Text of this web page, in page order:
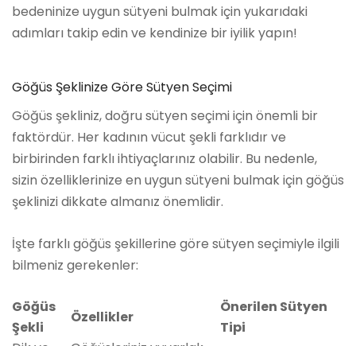
bedeninize uygun sütyeni bulmak için yukarıdaki
adımları takip edin ve kendinize bir iyilik yapın!
Göğüs Şeklinize Göre Sütyen Seçimi
Göğüs şekliniz, doğru sütyen seçimi için önemli bir
faktördür. Her kadının vücut şekli farklıdır ve
birbirinden farklı ihtiyaçlarınız olabilir. Bu nedenle,
sizin özelliklerinize en uygun sütyeni bulmak için göğüs
şeklinizi dikkate almanız önemlidir.
İşte farklı göğüs şekillerine göre sütyen seçimiyle ilgili
bilmeniz gerekenler:
Göğüs
Şekli
Özellikler
Önerilen Sütyen
Tipi